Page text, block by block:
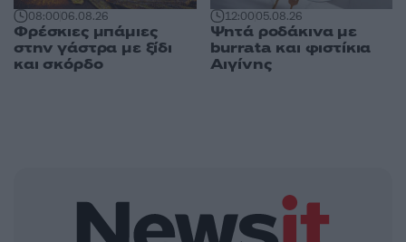
08:0006.08.26
Φρέσκιες μπάμιες
στην γάστρα με ξίδι
και σκόρδο
12:0005.08.26
Ψητά ροδάκινα με
burrata και φιστίκια
Αιγίνης